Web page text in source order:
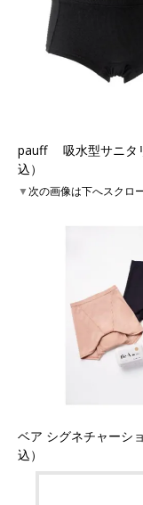
pauff 吸水型サニタ
込）
▼次の画像は下へスクロ
ベア シグネチャー
込）